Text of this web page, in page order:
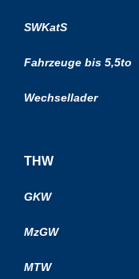
SWKatS
Fahrzeuge bis 5,5to
Wechsellader
THW
GKW
MzGW
MTW